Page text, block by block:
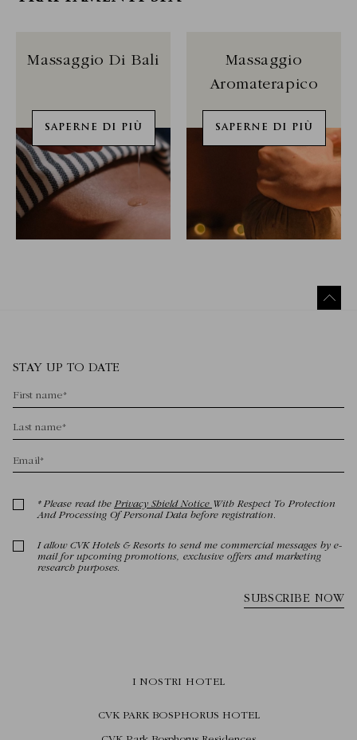
SAPERNE DI PIÙ
Massaggio Di Bali
SAPERNE DI PIÙ
Massaggio
Aromaterapico
I NOSTRI HOTEL
CVK PARK BOSPHORUS HOTEL